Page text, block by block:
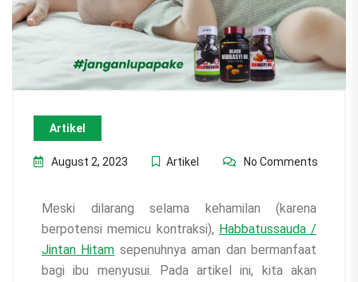
Artikel
August 2, 2023 Artikel No Comments
Meski dilarang selama kehamilan (karena
berpotensi memicu kontraksi), Habbatussauda /
Jintan Hitam sepenuhnya aman dan bermanfaat
bagi ibu menyusui. Pada artikel ini, kita akan